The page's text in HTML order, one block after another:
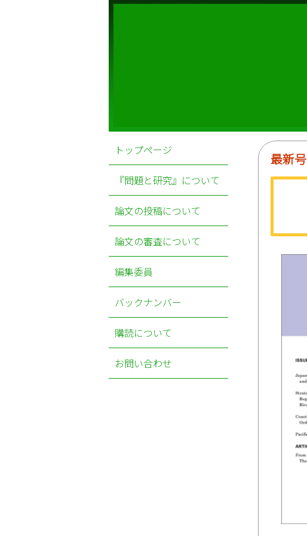
トップページ
『問題と研究』について
論文の投稿について
論文の審査について
編集委員
バックナンバー
購読について
お問い合わせ
最新号